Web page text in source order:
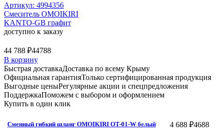
Артикул: 4994356
Смеситель OMOIKIRI
KANTO-GB графит
доступно к заказу
44 788 ₽44788
В корзину
Быстрая доставкаДоставка по всему Крыму
Официальная гарантияТолько сертифицированная продукция
Выгодные ценыРегулярные акции и спецпредложения
ПоддержкаПоможем с выбором и оформлением
Купить в один клик
Сменный гибкий шланг OMOIKIRI OT-01-W белый 4 688 ₽4688